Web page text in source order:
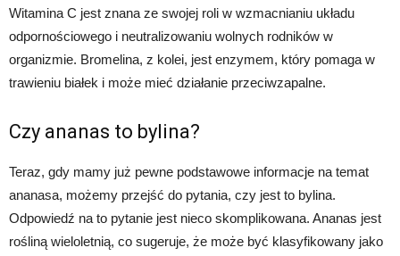
Witamina C jest znana ze swojej roli w wzmacnianiu układu
odpornościowego i neutralizowaniu wolnych rodników w
organizmie. Bromelina, z kolei, jest enzymem, który pomaga w
trawieniu białek i może mieć działanie przeciwzapalne.
Czy ananas to bylina?
Teraz, gdy mamy już pewne podstawowe informacje na temat
ananasa, możemy przejść do pytania, czy jest to bylina.
Odpowiedź na to pytanie jest nieco skomplikowana. Ananas jest
rośliną wieloletnią, co sugeruje, że może być klasyfikowany jako